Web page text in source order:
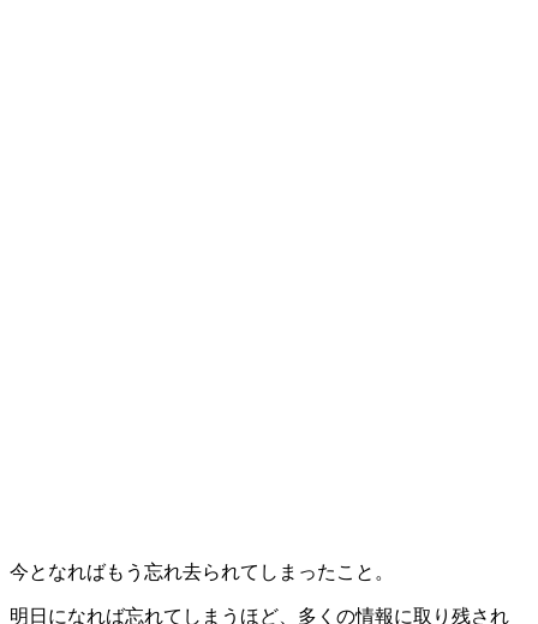
今となればもう忘れ去られてしまったこと。
明日になれば忘れてしまうほど、多くの情報に取り残され